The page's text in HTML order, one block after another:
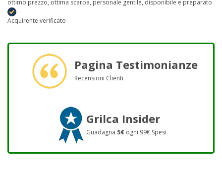
ottimo prezzo, ottima scarpa, personale gentile, disponibile e preparato
Acquirente verificato
Pagina Testimonianze
Recensioni Clienti
Grilca Insider
Guadagna 5€ ogni 99€ Spesi